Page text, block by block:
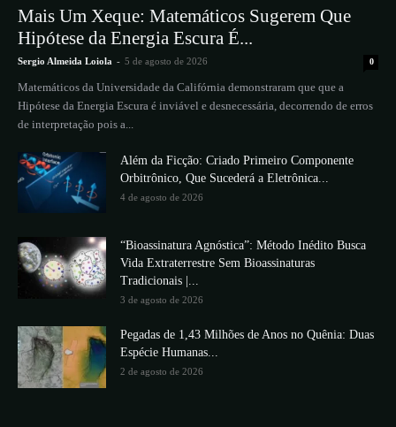
Mais Um Xeque: Matemáticos Sugerem Que
Hipótese da Energia Escura É...
Sergio Almeida Loiola - 5 de agosto de 2026 0
Matemáticos da Universidade da Califórnia demonstraram que que a
Hipótese da Energia Escura é inviável e desnecessária, decorrendo de erros
de interpretação pois a...
Além da Ficção: Criado Primeiro Componente
Orbitrônico, Que Sucederá a Eletrônica...
4 de agosto de 2026
“Bioassinatura Agnóstica”: Método Inédito Busca
Vida Extraterrestre Sem Bioassinaturas
Tradicionais |...
3 de agosto de 2026
Pegadas de 1,43 Milhões de Anos no Quênia: Duas
Espécie Humanas...
2 de agosto de 2026